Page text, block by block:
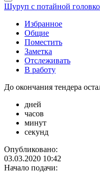
Шуруп с потайной
Избранное
Общие
Поместить
Заметка
Отслеживать
В работу
До окончания тендера
дней
часов
минут
секунд
Опубликовано:
03.03.2020 10:42
Начало подачи: